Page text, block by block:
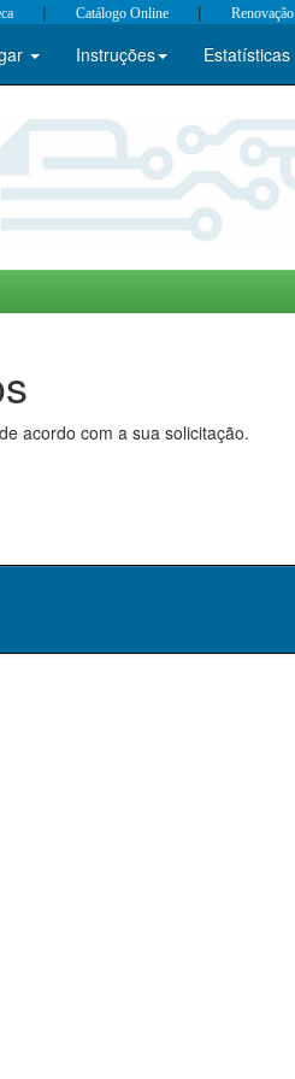
| Catálogo Online | Renovação
Instruções Estatísticas
acordo com a sua solicitação.